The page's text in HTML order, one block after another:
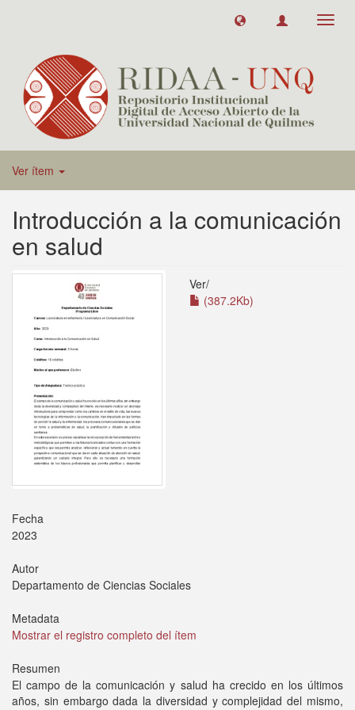
Ver ítem
Introducción a la comunicación
en salud
Ver/
(387.2Kb)
Fecha
2023
Autor
Departamento de Ciencias Sociales
Metadata
Mostrar el registro completo del ítem
Resumen
El campo de la comunicación y salud ha crecido en los últimos
años, sin embargo dada la diversidad y complejidad del mismo,